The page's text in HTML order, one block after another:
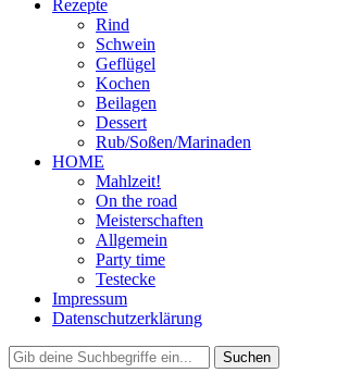
Rezepte
Rind
Schwein
Geflügel
Kochen
Beilagen
Dessert
Rub/Soßen/Marinaden
HOME
Mahlzeit!
On the road
Meisterschaften
Allgemein
Party time
Testecke
Impressum
Datenschutzerklärung